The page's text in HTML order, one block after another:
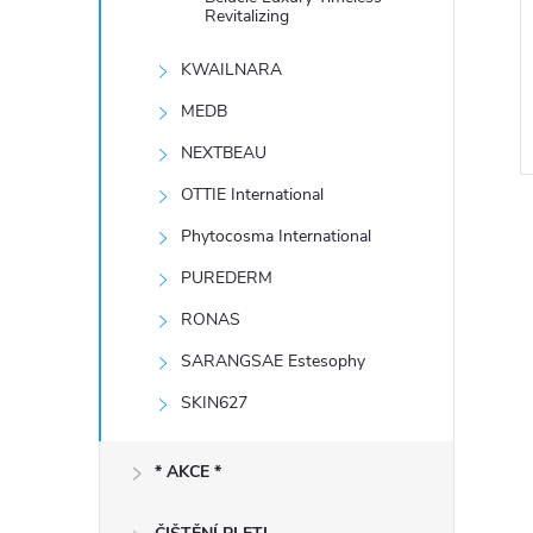
Revitalizing
KWAILNARA
MEDB
NEXTBEAU
OTTIE International
Phytocosma International
PUREDERM
RONAS
SARANGSAE Estesophy
SKIN627
* AKCE *